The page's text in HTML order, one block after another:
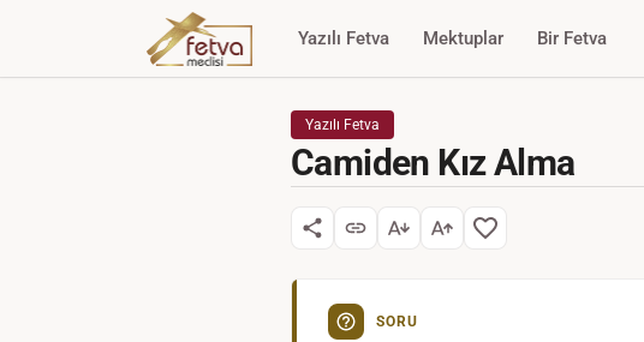
Yazılı Fetva Mektuplar Bir Fetva
Yazılı Fetva
Camiden Kız Alma
SORU